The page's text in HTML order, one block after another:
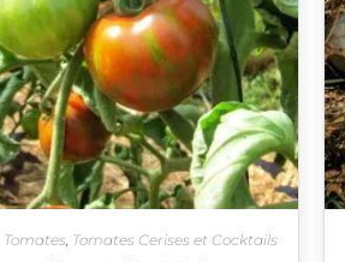
Tomates Tomates Cerises et Cocktails